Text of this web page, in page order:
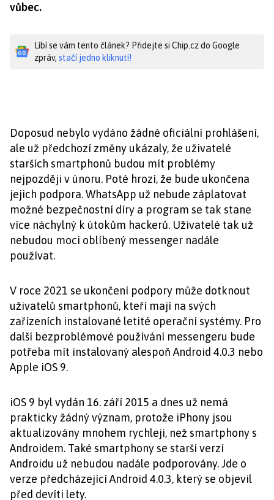
vůbec.
Líbí se vám tento článek? Přidejte si Chip.cz do Google
zpráv, stačí jedno kliknutí!
Doposud nebylo vydáno žádné oficiální prohlášení,
ale už předchozí změny ukázaly, že uživatelé
starších smartphonů budou mít problémy
nejpozději v únoru. Poté hrozí, že bude ukončena
jejich podpora. WhatsApp už nebude záplatovat
možné bezpečnostní díry a program se tak stane
více náchylný k útokům hackerů. Uživatelé tak už
nebudou moci oblíbený messenger nadále
používat.
V roce 2021 se ukončení podpory může dotknout
uživatelů smartphonů, kteří mají na svých
zařízeních instalované letité operační systémy. Pro
další bezproblémové používání messengeru bude
potřeba mít instalovaný alespoň Android 4.0.3 nebo
Apple iOS 9.
iOS 9 byl vydán 16. září 2015 a dnes už nemá
prakticky žádný význam, protože iPhony jsou
aktualizovány mnohem rychleji, než smartphony s
Androidem. Také smartphony se starší verzí
Androidu už nebudou nadále podporovány. Jde o
verze předcházející Android 4.0.3, který se objevil
před devíti lety.